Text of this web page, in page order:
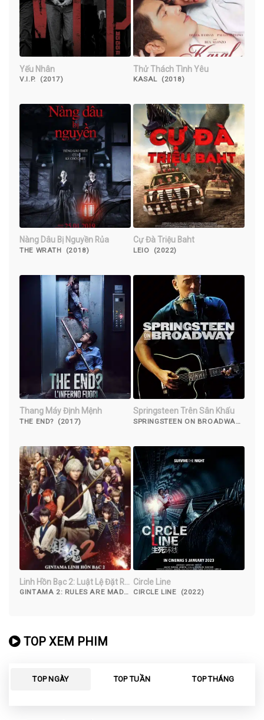
Yếu Nhân
V.I.P. (2017)
Thử Thách Tình Yêu
KASAL (2018)
Nàng Dâu Bị Nguyền Rủa
THE WRATH (2018)
Cự Đà Triệu Baht
LEIO (2022)
Thang Máy Định Mệnh
THE END? (2017)
Springsteen Trên Sân Khấu
SPRINGSTEEN ON BROADWAY
Linh Hồn Bạc 2: Luật Lệ Đặt Ra
Là Để Phá Bỏ
GINTAMA 2: RULES ARE MADE
Circle Line
CIRCLE LINE (2022)
TOP XEM PHIM
TOP NGÀY TOP TUẦN TOP THÁNG